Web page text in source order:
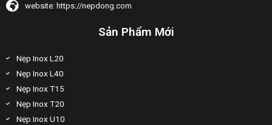
website: https://nepdong.com
Sản Phẩm Mới
Nẹp Inox L20
Nẹp Inox L40
Nẹp Inox T15
Nẹp Inox T20
Nẹp Inox U10